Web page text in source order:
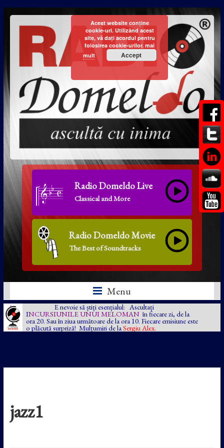
Radio Domeldo Live
Classical and More
Radio Domeldo Movie
The Best of Soundtracks
Menu
E nevoie să știți esențialul: Ascultați
INCURSIUNILE UNUI MELOMAN în fiecare zi, de la
ora 20. Sau în ziua următoare de la ora 10. Fiecare emisiune este
o plăcută surpriză! Mulțumiri de la Sergiu Alex.
jazz1
Acest website conține
cookie-uri. Utilizând acest
site, vă dați acordul pentru
folosirea cookie-urilor. mai
mult
Accept